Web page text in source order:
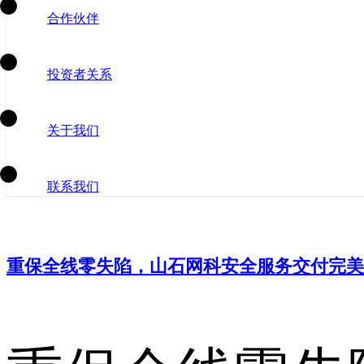
合作伙伴
投资者关系
关于我们
联系我们
重保全线零失陷，山石网科安全服务交付完